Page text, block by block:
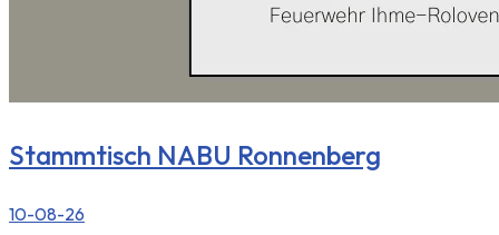
Stammtisch NABU Ronnenberg
10-08-26